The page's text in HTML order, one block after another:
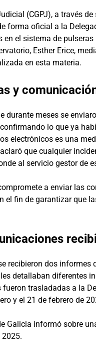
(CGPJ), a través
forma oficial a la
el sistema de
Esther Erice,
en esta materia.
y
durante meses se
lo que ya
electrónicos es una
que cualquier
al servicio gestor de
a enviar las
el fin de garantizar que
recibieron dos
detallaban diferentes
trasladadas a la
y el 21 de febrero de
Galicia informó sobre
2025.